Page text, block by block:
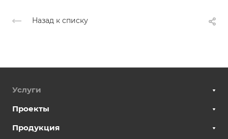
Назад к списку
Услуги
Проекты
Продукция